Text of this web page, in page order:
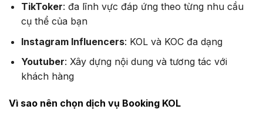
TikToker: đa lĩnh vực đáp ứng theo từng nhu cầu
cụ thể của bạn
Instagram Influencers: KOL và KOC đa dạng
Youtuber: Xây dựng nội dung và tương tác với
khách hàng
Vì sao nên chọn dịch vụ ​Booking KOL ​